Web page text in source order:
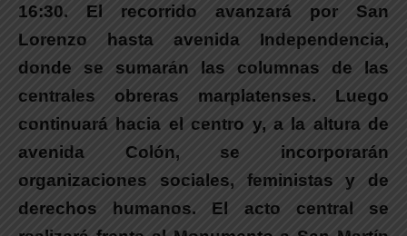
16:30. El recorrido avanzará por San
Lorenzo hasta avenida Independencia,
donde se sumarán las columnas de las
centrales obreras marplatenses. Luego
continuará hacia el centro y, a la altura de
avenida Colón, se incorporarán
organizaciones sociales, feministas y de
derechos humanos. El acto central se